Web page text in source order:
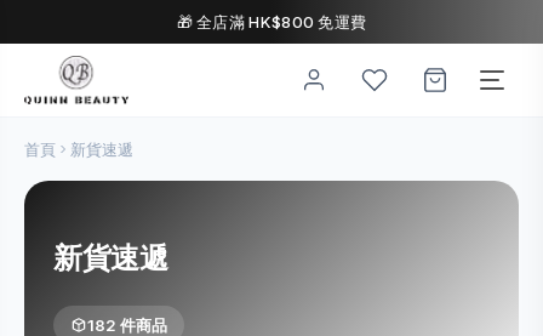
🎁 全店滿 HK$800 免運費
首頁 新貨速遞
新貨速遞
182 件商品